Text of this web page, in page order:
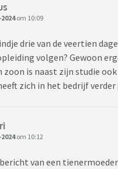
om 10:09
drie van de veertien
volgen? Gewoon
zoon is naast zijn studie
zich in het bedrijf verder
om 10:12
van een